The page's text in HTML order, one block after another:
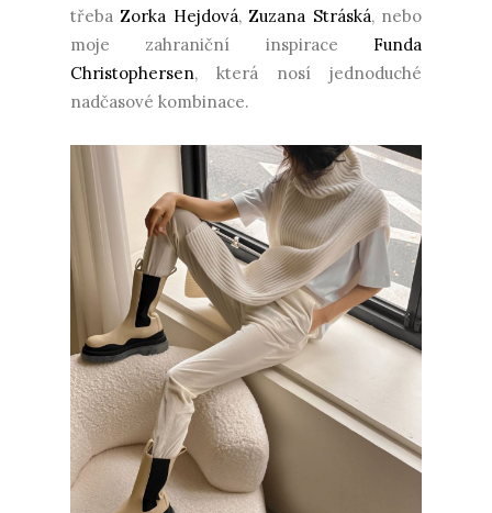
třebaZorka Hejdová,Zuzana Stráská, nebo
moje zahraniční inspirace Funda
Christophersen, která nosí jednoduché
nadčasové kombinace.